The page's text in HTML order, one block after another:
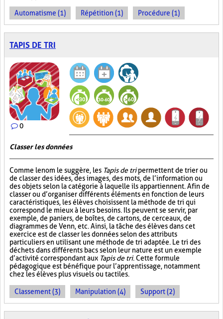
Automatisme (1) Répétition (1) Procédure (1)
TAPIS DE TRI
0
Classer les données
Comme le nom le suggère, les Tapis de tripermettent de trier ou
de classer des idées, des images, des mots, de l’information ou
des objets selon la catégorie à laquelle ils appartiennent. Afin de
classer ou d’organiser différents éléments en fonction de leurs
caractéristiques, les élèves choisissent la méthode de tri qui
correspond le mieux à leurs besoins. Ils peuvent se servir, par
exemple, de paniers, de boîtes, de cartons, de cerceaux, de
diagrammes de Venn, etc. Ainsi, la tâche des élèves dans cet
exercice est de classer les données selon des attributs
particuliers en utilisant une méthode de tri adaptée. Le tri des
déchets dans différents bacs selon leur nature est un exemple
d’activité correspondant aux Tapis de tri. Cette formule
pédagogique est bénéfique pour l’apprentissage, notamment
chez les élèves plus visuels ou tactiles.
Classement (3) Manipulation (4) Support (2)